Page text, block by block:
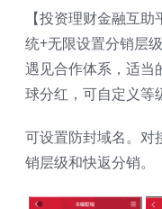
【投资理财金融互
统+无限设置分销层
遇见合作体系，适当
球分红，可自定义等
可设置防封域名。对
销层级和快返分销。